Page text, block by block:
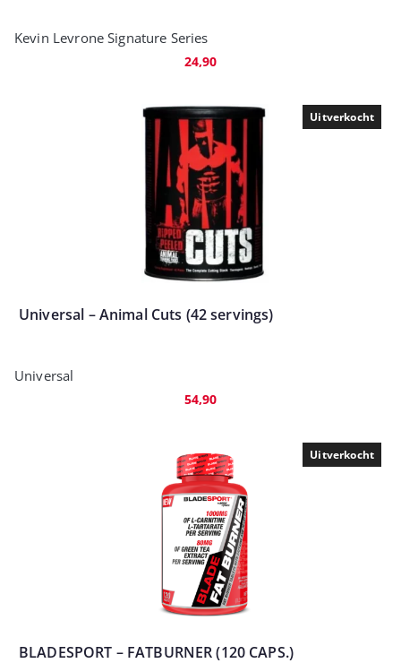
Kevin Levrone Signature Series
24,90
Uitverkocht
Universal – Animal Cuts (42 servings)
Universal
54,90
Uitverkocht
BLADESPORT – FATBURNER (120 CAPS.)